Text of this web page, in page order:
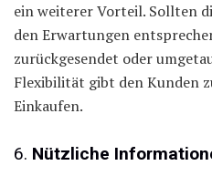
ein weiterer Vorteil. Sollten
den Erwartungen
zurückgesendet oder
Flexibilität gibt den Kunden
Einkaufen.
6. Nützliche